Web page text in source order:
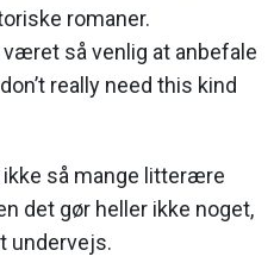
romaner.
så venlig at anbefale
really need this kind
ikke så mange litterære
det gør heller ikke noget,
undervejs.